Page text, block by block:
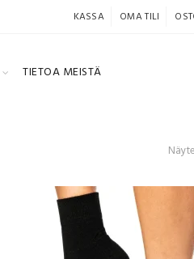
KASSA OMA TILI
TIETOA MEISTÄ